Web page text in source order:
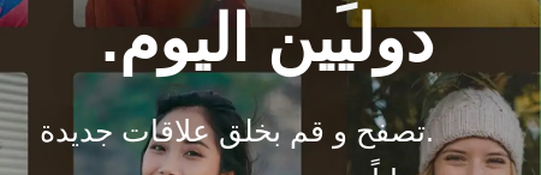
دوليين اليوم.
.تصفح و قم بخلق علاقات جديدة